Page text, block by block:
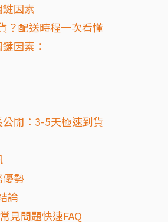
因素
？配送時程一次看懂
因素：
開：3-5天極速到貨
優勢
論
見問題快速FAQ